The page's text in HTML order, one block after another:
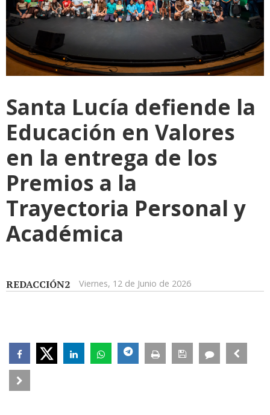
Santa Lucía defiende la
Educación en Valores
en la entrega de los
Premios a la
Trayectoria Personal y
Académica
REDACCIÓN2 Viernes, 12 de Junio de 2026